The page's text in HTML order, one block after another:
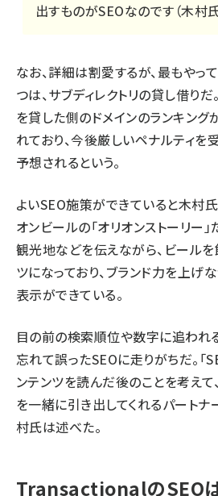
出すものがSEOなのです（木村氏
なお、詳細は割愛するが、最もやっ
つは、サブディレクトリの貸し借りだ
を貸した側のドメインのランキン
れており、今後厳しいペナルティを
予想されるという。
よいSEO施策ができていると木村
オンビールの「オリオンストーリー
観光地などを伝えながら、ビール
ツになっており、ブランド力を上げ
表示ができている。
目の前の検索順位や数字に追われ
忘れて誤ったSEOに走りがちだ。「
ンテンツを読んだ後のことを考え
を一緒に引き出してくれるパートナ
村氏は述べた。
TransactionalのSEO